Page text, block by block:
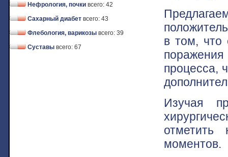
Нефрология, почки всего: 42
Сахарный диабет всего: 43
Флебология, варикозы всего: 39
Суставы всего: 67
в том, что
процесса,
Изучая
моментов.